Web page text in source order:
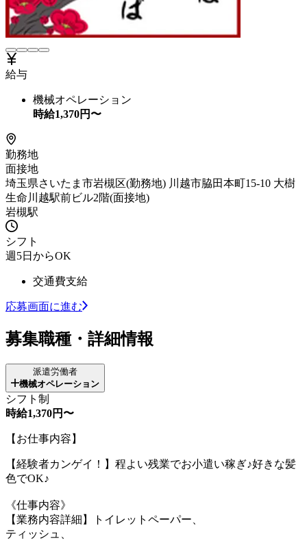
給与
機械オペレーション
時給1,370円〜
勤務地
面接地
埼玉県さいたま市岩槻区(勤務地) 川越市脇田本町15-10 大樹
生命川越駅前ビル2階(面接地)
岩槻駅
シフト
週5日からOK
交通費支給
応募画面に進む
募集職種・詳細情報
派遣労働者
機械オペレーション
シフト制
時給1,370円〜
【お仕事内容】
【経験者カンゲイ！】程よい残業でお小遣い稼ぎ♪好きな髪
色でOK♪
《仕事内容》
【業務内容詳細】トイレットペーパー、
ティッシュ、